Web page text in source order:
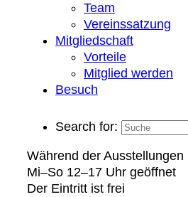
Team
Vereinssatzung
Mitgliedschaft
Vorteile
Mitglied werden
Besuch
Search for:
Während der Ausstellungen
Mi–So 12–17 Uhr geöffnet
Der Eintritt ist frei